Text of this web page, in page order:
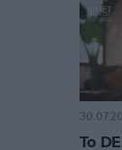
Το